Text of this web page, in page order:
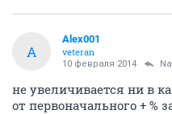
A
Alex001
veteran
10 февраля 2014
не увеличивается ни в
от первоначального + %